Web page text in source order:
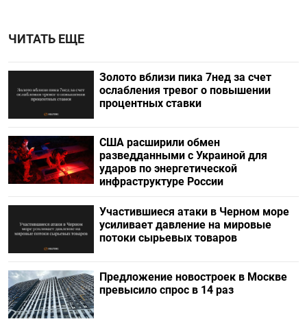
ЧИТАТЬ ЕЩЕ
Золото вблизи пика 7нед за счет
ослабления тревог о повышении
процентных ставки
США расширили обмен
разведданными с Украиной для
ударов по энергетической
инфраструктуре России
Участившиеся атаки в Черном море
усиливает давление на мировые
потоки сырьевых товаров
Предложение новостроек в Москве
превысило спрос в 14 раз